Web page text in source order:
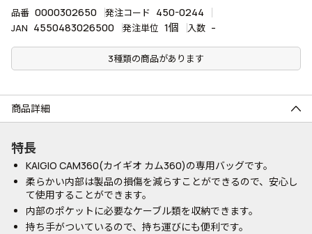
品番 0000302650 発注コード 450-0244
JAN 4550483026500 発注単位 1個 入数 -
3種類の商品があります
商品詳細
特長
KAIGIO CAM360(カイギオ カム360)の専用バッグです。
柔らかい内部は製品の損傷を減らすことができるので、安心し
て使用することができます。
内部のポケットに必要なケーブル類を収納できます。
持ち手がついているので、持ち運びにも便利です。